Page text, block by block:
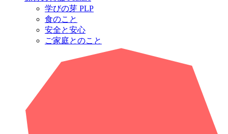
学びの芽 PLP
食のこと
安全と安心
ご家庭とのこと